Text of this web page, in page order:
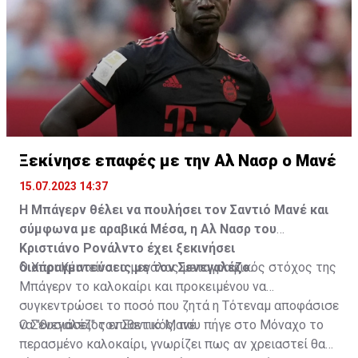
Ξεκίνησε επαφές με την Αλ Νασρ ο Μανέ
15.07.2023 14:37
Η Μπάγερν θέλει να πουλήσει τον Σαντιό Μανέ και
σύμφωνα με αραβικά Μέσα, η Αλ Νασρ του
Κριστιάνο Ρονάλντο έχει ξεκινήσει
διαπραγματεύσεις με τον Σενεγαλέζο.
Ο Χάρι Κέιν είναι ο μεγάλος μεταγραφικός στόχος της
Μπάγερν το καλοκαίρι και προκειμένου να
συγκεντρώσει το ποσό που ζητά η Τότεναμ αποφάσισε
να "θυσιάσει" τον Σαντιό Μανέ.
Ο Σενεγαλέζος επιθετικός, που πήγε στο Μόναχο το
περασμένο καλοκαίρι, γνωρίζει πως αν χρειαστεί θα